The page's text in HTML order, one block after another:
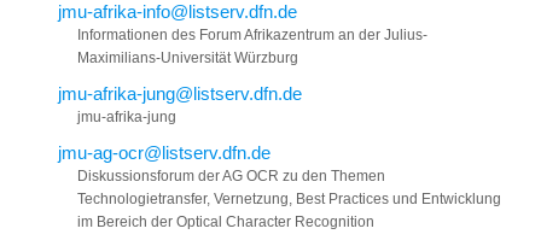
jmu-afrika-info@listserv.dfn.de
Informationen des Forum Afrikazentrum an der Julius-
Maximilians-Universität Würzburg
jmu-afrika-jung@listserv.dfn.de
jmu-afrika-jung
jmu-ag-ocr@listserv.dfn.de
Diskussionsforum der AG OCR zu den Themen
Technologietransfer, Vernetzung, Best Practices und Entwicklung
im Bereich der Optical Character Recognition